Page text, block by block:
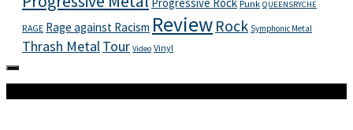
Punk QUEENSRYCHE
RAGE Rage against Racism Review Rock Symphonic Metal
Thrash MetalTour Video Vinyl